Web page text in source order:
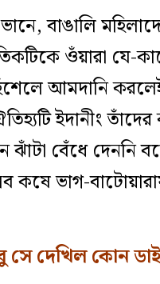
বাঙালি
ওঁয়ারা যে-
আমদানি
ইদানীং
ঝাঁটা বেঁধে
ভাগ-
সে দেখিল কোন